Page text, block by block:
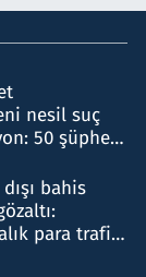
nesil suç
50 şüpheli
bahis
para trafiği